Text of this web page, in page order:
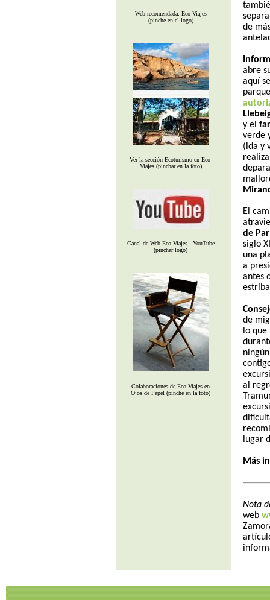
Web recomendada: Eco-Viajes
(pinche en el logo)
Ver la sección Ecoturismo en Eco-
Viajes (pinchar en la foto)
Canal de Web Eco-Viajes - YouTube
(pinchar logo)
Colaboraciones de Eco-Viajes en
Ojos de Papel (pinche en la foto)
de
abre
aquí
y el
verde
(ida y
El
de
siglo
una
a
antes
de
lo
al
lugar
Más
Nota
web